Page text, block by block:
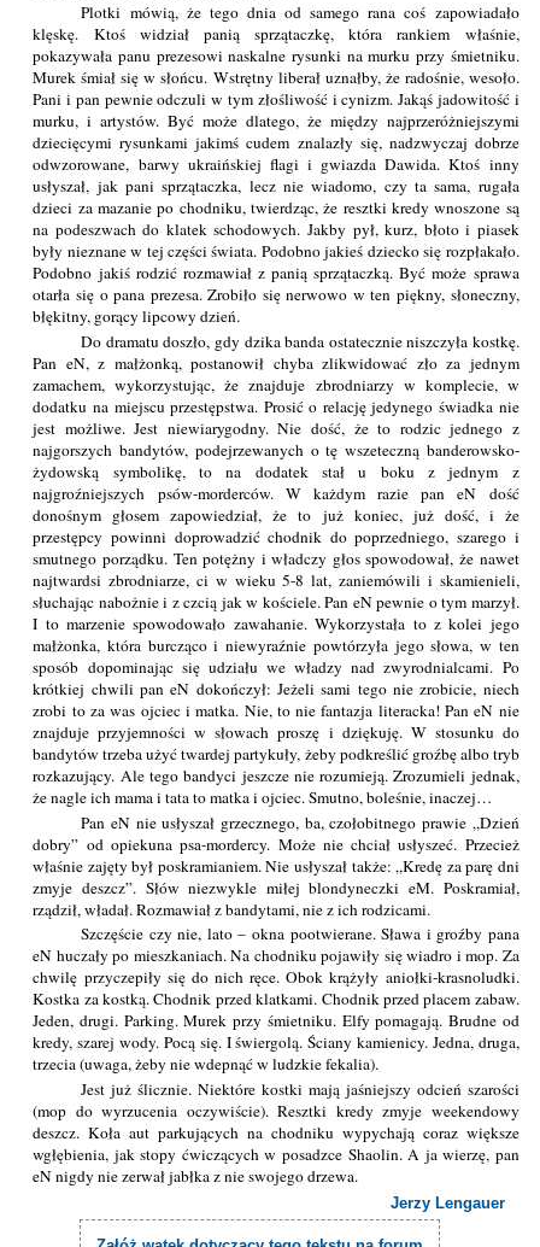
Plotki mówią, że tego dnia od samego rana coś zapowiadało
klęskę. Ktoś widział panią sprzątaczkę, która rankiem właśnie,
pokazywała panu prezesowi naskalne rysunki na murku przy śmietniku.
Murek śmiał się w słońcu. Wstrętny liberał uznałby, że radośnie, wesoło.
Pani i pan pewnie odczuli w tym złośliwość i cynizm. Jakąś jadowitość i
murku, i artystów. Być może dlatego, że między najprzeróżniejszymi
dziecięcymi rysunkami jakimś cudem znalazły się, nadzwyczaj dobrze
odwzorowane, barwy ukraińskiej flagi i gwiazda Dawida. Ktoś inny
usłyszał, jak pani sprzątaczka, lecz nie wiadomo, czy ta sama, rugała
dzieci za mazanie po chodniku, twierdząc, że resztki kredy wnoszone są
na podeszwach do klatek schodowych. Jakby pył, kurz, błoto i piasek
były nieznane w tej części świata. Podobno jakieś dziecko się rozpłakało.
Podobno jakiś rodzić rozmawiał z panią sprzątaczką. Być może sprawa
otarła się o pana prezesa. Zrobiło się nerwowo w ten piękny, słoneczny,
błękitny, gorący lipcowy dzień.
Do dramatu doszło, gdy dzika banda ostatecznie niszczyła kostkę.
Pan eN, z małżonką, postanowił chyba zlikwidować zło za jednym
zamachem, wykorzystując, że znajduje zbrodniarzy w komplecie, w
dodatku na miejscu przestępstwa. Prosić o relację jedynego świadka nie
jest możliwe. Jest niewiarygodny. Nie dość, że to rodzic jednego z
najgorszych bandytów, podejrzewanych o tę wszeteczną banderowsko-
żydowską symbolikę, to na dodatek stał u boku z jednym z
najgroźniejszych psów-morderców. W każdym razie pan eN dość
donośnym głosem zapowiedział, że to już koniec, już dość, i że
przestępcy powinni doprowadzić chodnik do poprzedniego, szarego i
smutnego porządku. Ten potężny i władczy głos spowodował, że nawet
najtwardsi zbrodniarze, ci w wieku 5-8 lat, zaniemówili i skamienieli,
słuchając nabożnie i z czcią jak w kościele. Pan eN pewnie o tym marzył.
I to marzenie spowodowało zawahanie. Wykorzystała to z kolei jego
małżonka, która burcząco i niewyraźnie powtórzyła jego słowa, w ten
sposób dopominając się udziału we władzy nad zwyrodnialcami. Po
krótkiej chwili pan eN dokończył: Jeżeli sami tego nie zrobicie, niech
zrobi to za was ojciec i matka. Nie, to nie fantazja literacka! Pan eN nie
znajduje przyjemności w słowach proszę i dziękuję. W stosunku do
bandytów trzeba użyć twardej partykuły, żeby podkreślić groźbę albo tryb
rozkazujący. Ale tego bandyci jeszcze nie rozumieją. Zrozumieli jednak,
że nagle ich mama i tata to matka i ojciec. Smutno, boleśnie, inaczej…
Pan eN nie usłyszał grzecznego, ba, czołobitnego prawie „Dzień
dobry” od opiekuna psa-mordercy. Może nie chciał usłyszeć. Przecież
właśnie zajęty był poskramianiem. Nie usłyszał także: „Kredę za parę dni
zmyje deszcz”. Słów niezwykle miłej blondyneczki eM. Poskramiał,
rządził, władał. Rozmawiał z bandytami, nie z ich rodzicami.
Szczęście czy nie, lato – okna pootwierane. Sława i groźby pana
eN huczały po mieszkaniach. Na chodniku pojawiły się wiadro i mop. Za
chwilę przyczepiły się do nich ręce. Obok krążyły aniołki-krasnoludki.
Kostka za kostką. Chodnik przed klatkami. Chodnik przed placem zabaw.
Jeden, drugi. Parking. Murek przy śmietniku. Elfy pomagają. Brudne od
kredy, szarej wody. Pocą się. I świergolą. Ściany kamienicy. Jedna, druga,
trzecia (uwaga, żeby nie wdepnąć w ludzkie fekalia).
Jest już ślicznie. Niektóre kostki mają jaśniejszy odcień szarości
(mop do wyrzucenia oczywiście). Resztki kredy zmyje weekendowy
deszcz. Koła aut parkujących na chodniku wypychają coraz większe
wgłębienia, jak stopy ćwiczących w posadzce Shaolin. A ja wierzę, pan
eN nigdy nie zerwał jabłka z nie swojego drzewa.
Jerzy Lengauer